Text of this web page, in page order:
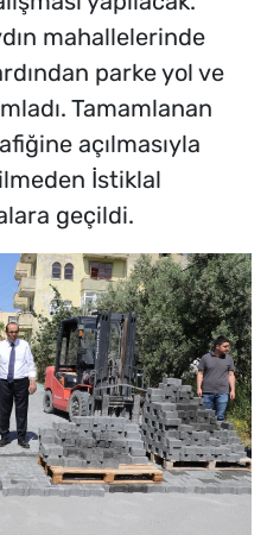
mahallelerinde
parke yol ve
Tamamlanan
açılmasıyla
İstiklal
geçildi.